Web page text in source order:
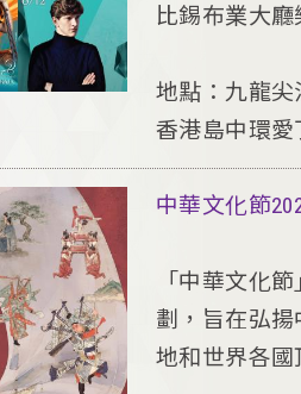
比錫布業大廳
地點：九龍尖
香港島中環
中華文化節
「中華文化
劃，旨在弘
地和世界各國